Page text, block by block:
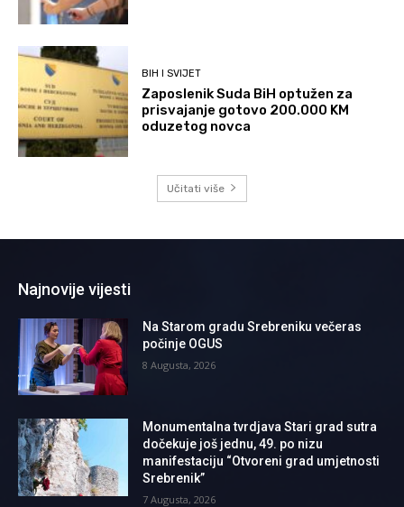
BIH I SVIJET
Zaposlenik Suda BiH optužen za
prisvajanje gotovo 200.000 KM
oduzetog novca
Učitati više
Najnovije vijesti
Na Starom gradu Srebreniku večeras
počinje OGUS
8 Augusta, 2026
Monumentalna tvrdjava Stari grad sutra
dočekuje još jednu, 49. po nizu
manifestaciju “Otvoreni grad umjetnosti
Srebrenik”
7 Augusta, 2026